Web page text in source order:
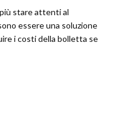
stare attenti al
essere una soluzione
i costi della bolletta se